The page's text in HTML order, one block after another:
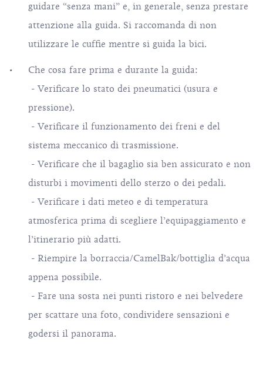
guidare “senza mani” e, in generale, senza prestare
attenzione alla guida. Si raccomanda di non
utilizzare le cuffie mentre si guida la bici.
Che cosa fare prima e durante la guida:
- Verificare lo stato dei pneumatici (usura e
pressione).
- Verificare il funzionamento dei freni e del
sistema meccanico di trasmissione.
- Verificare che il bagaglio sia ben assicurato e non
disturbi i movimenti dello sterzo o dei pedali.
- Verificare i dati meteo e di temperatura
atmosferica prima di scegliere l’equipaggiamento e
l’itinerario più adatti.
- Riempire la borraccia/CamelBak/bottiglia d’acqua
appena possibile.
- Fare una sosta nei punti ristoro e nei belvedere
per scattare una foto, condividere sensazioni e
godersi il panorama.